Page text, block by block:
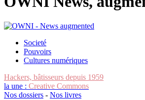
Societé
Pouvoirs
Cultures numériques
Hackers, bâtisseurs depuis 1959
la une : Creative Commons
Nos dossiers - Nos livres